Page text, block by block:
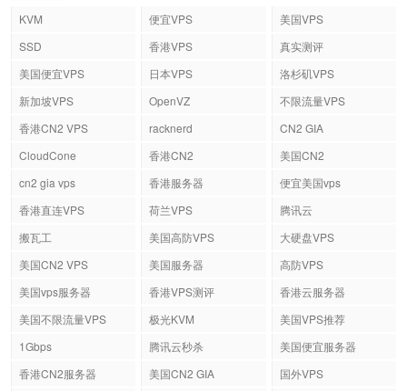
KVM 便宜VPS
美国VPS
SSD
香港VPS
真实测评
美国便宜VPS
日本VPS
洛杉矶VPS
新加坡VPS
OpenVZ
不限流量VPS
香港CN2 VPS
racknerd
CN2 GIA
CloudCone
香港CN2
美国CN2
cn2 gia vps
香港服务器
便宜美国vps
香港直连VPS
荷兰VPS
腾讯云
搬瓦工
美国高防VPS
大硬盘VPS
美国CN2 VPS
美国服务器
高防VPS
美国vps服务器
香港VPS测评
香港云服务器
美国不限流量VPS
极光KVM
美国VPS推荐
1Gbps
腾讯云秒杀
美国便宜服务器
香港CN2服务器
美国CN2 GIA
国外VPS